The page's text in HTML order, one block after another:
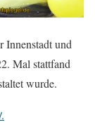
Innenstadt und
Mal stattfand
wurde.